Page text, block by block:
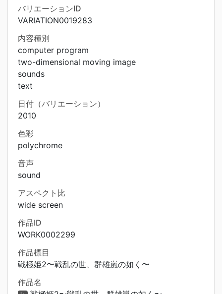
バリエーションID
VARIATION0019283
内容種別
computer program
two-dimensional moving image
sounds
text
日付（バリエーション）
2010
色彩
polychrome
音声
sound
アスペクト比
wide screen
作品ID
WORK0002299
作品標目
戦極姫2〜戦乱の世、群雄嵐の如く〜
作品名